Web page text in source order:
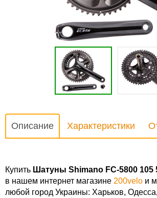
Описание Характеристики
Купить Шатуны Shimano FC-5800 105
в нашем интернет магазине 200velo и
любой город Украины: Харьков,